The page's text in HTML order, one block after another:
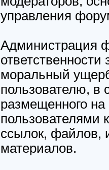
управления
Администрация
моральный
пользователю, в
размещенного
пользователями
ссылок, файлов,
материалов.